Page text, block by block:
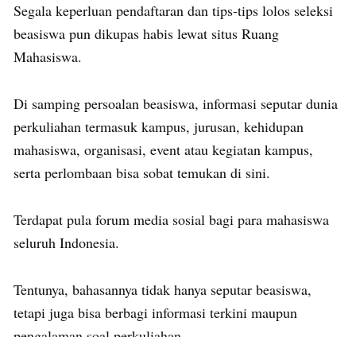
Segala keperluan pendaftaran dan tips-tips lolos seleksi
beasiswa pun dikupas habis lewat situs Ruang
Mahasiswa.
Di samping persoalan beasiswa, informasi seputar dunia
perkuliahan termasuk kampus, jurusan, kehidupan
mahasiswa, organisasi, event atau kegiatan kampus,
serta perlombaan bisa sobat temukan di sini.
Terdapat pula forum media sosial bagi para mahasiswa
seluruh Indonesia.
Tentunya, bahasannya tidak hanya seputar beasiswa,
tetapi juga bisa berbagi informasi terkini maupun